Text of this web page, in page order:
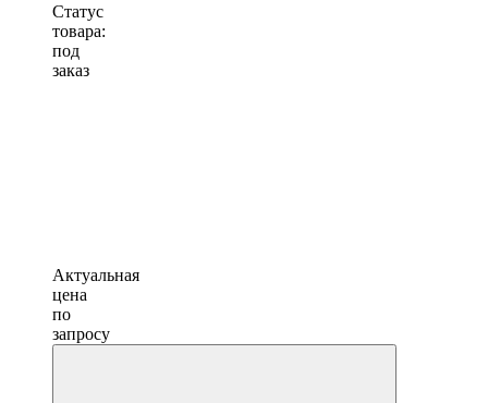
Статус
товара:
под
заказ
Актуальная
цена
по
запросу